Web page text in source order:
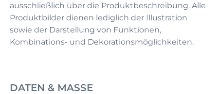
ausschließlich über die Produktbeschreibung. Alle
Produktbilder dienen lediglich der Illustration
sowie der Darstellung von Funktionen,
Kombinations- und Dekorationsmöglichkeiten.
DATEN & MASSE